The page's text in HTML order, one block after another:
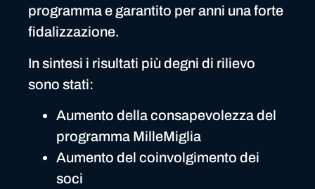
programma e garantito per anni una forte
fidalizzazione.
In sintesi i risultati più degni di rilievo
sono stati:
Aumento della consapevolezza del
programma MilleMiglia
Aumento del coinvolgimento dei
soci